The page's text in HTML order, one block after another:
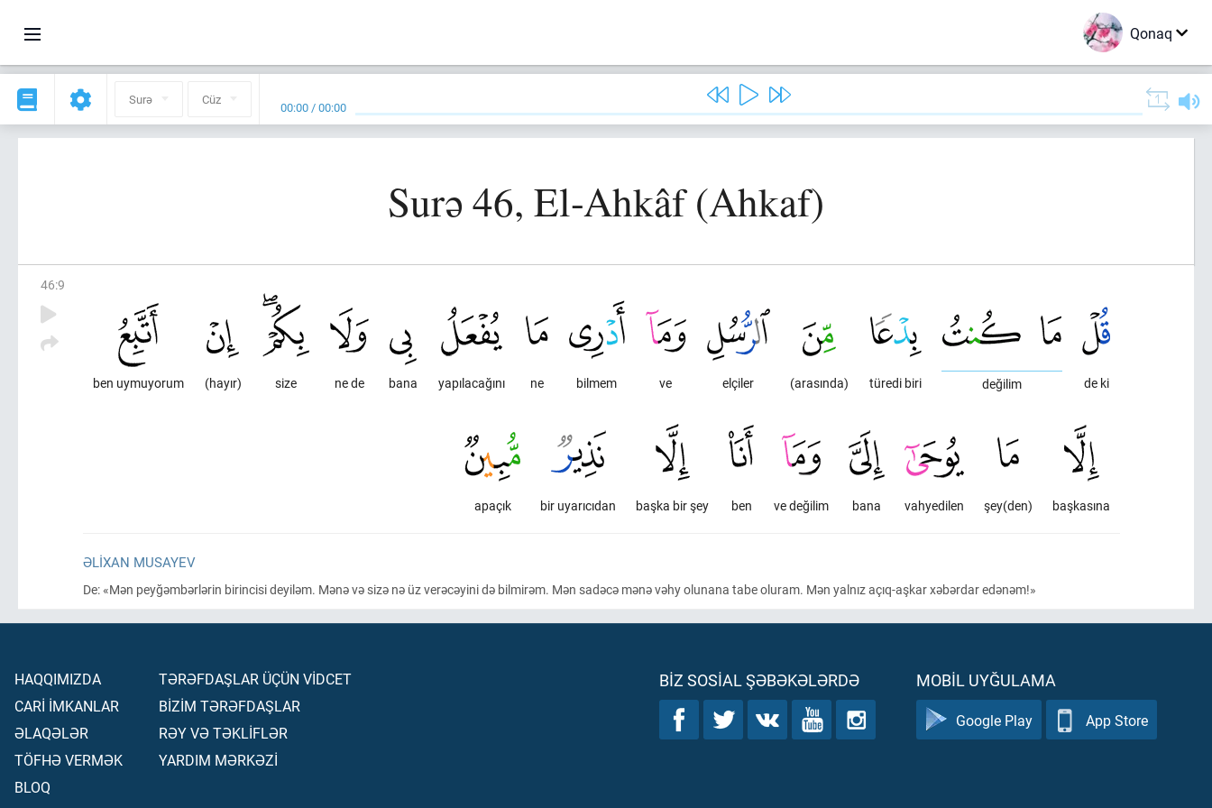
Qonaq
Surə Cüz 00:00 /00:00
Surə 46, El-Ahkâf (Ahkaf)
46:9
de ki
değilim
türedi biri
(arasında)
elçiler
ve
bilmem
ne
yapılacağını
bana
ne de
size
(hayır)
ben uymuyorum
başkasına
şey(den)
vahyedilen
bana
ve değilim
ben
başka bir şey
bir uyarıcıdan
apaçık
ƏLIXAN MUSAYEV
De: «Mən peyğəmbərlərin birincisi deyiləm. Mənə və sizə nə üz verəcəyini də bilmirəm. Mən sadəcə mənə vəhy olunana tabe oluram. Mən yalnız açıq-aşkar xəbərdar edənəm!»
HAQQIMIZDA
CARİ İMKANLAR
ƏLAQƏLƏR
TÖFHƏ VERMƏK
BLOQ
TƏRƏFDAŞLAR ÜÇÜN VİDCET
BİZİM TƏRƏFDAŞLAR
RƏY VƏ TƏKLİFLƏR
YARDIM MƏRKƏZİ
BIZ SOSIAL ŞƏBƏKƏLƏRDƏ MOBIL UYĞULAMA
Google Play App Store